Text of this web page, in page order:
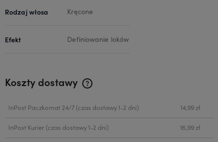
Rodzaj włosa Kręcone
Efekt Definiowanie loków
Koszty dostawy
Cena nie zawiera ewentualnych kosztów płatności
InPost Paczkomat 24/7(czas dostawy 1-2 dni) 14,99 zł
InPost Kurier(czas dostawy 1-2 dni) 16,99 zł